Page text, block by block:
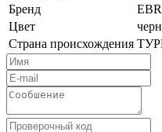
Бренд
Цвет
Страна происхождения